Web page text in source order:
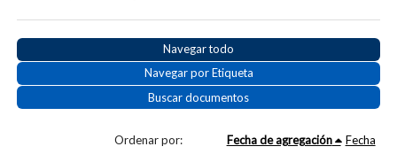
Navegar todo
Navegar por Etiqueta
Buscar documentos
Ordenar por: Fecha de agregación Fecha